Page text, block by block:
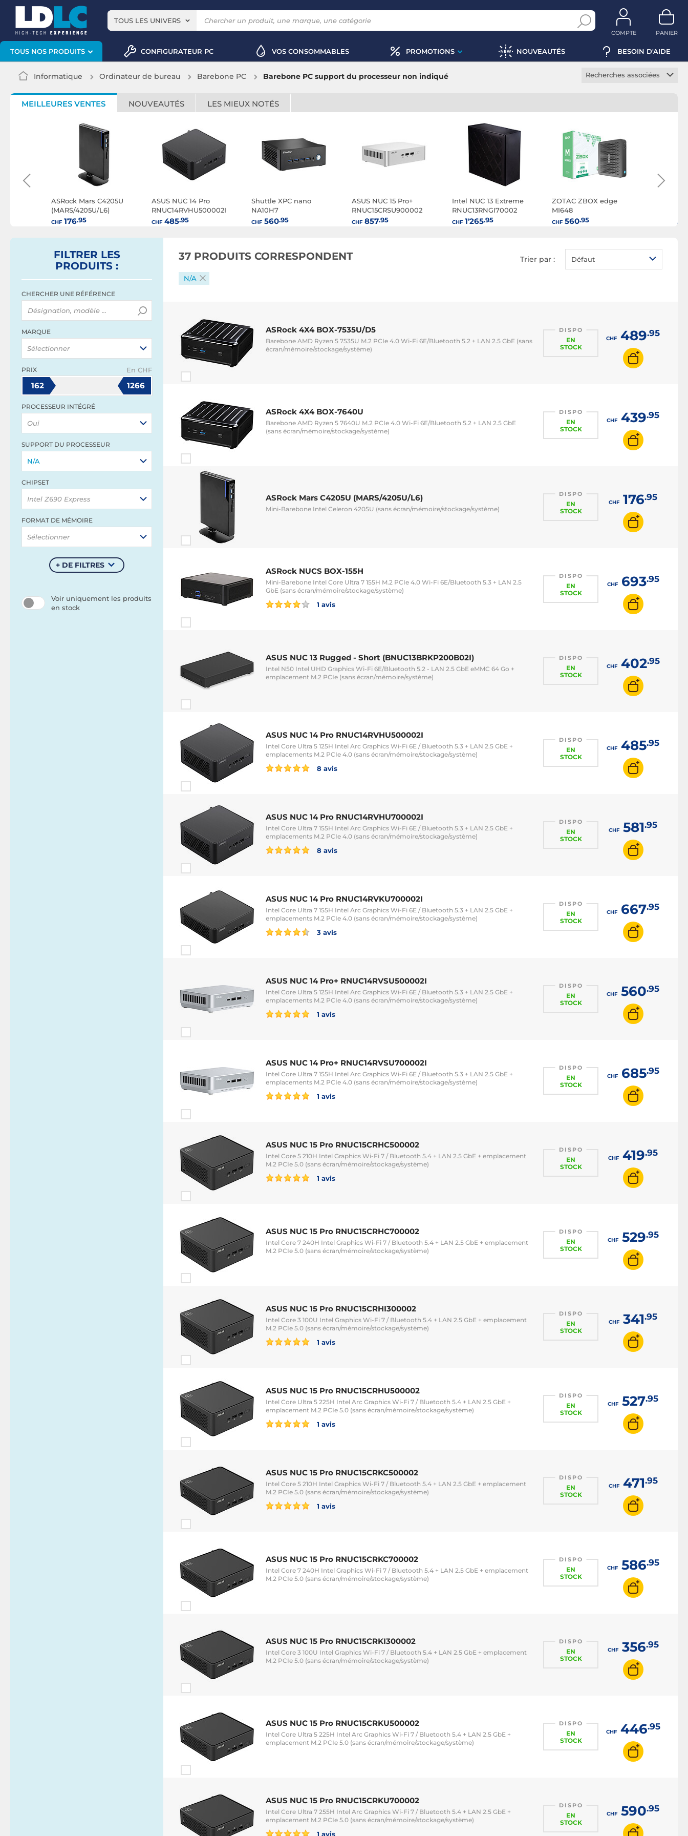
TOUS LES UNIVERS
COMPTE PANIER
TOUS NOS PRODUITS CONFIGURATEUR PC VOS CONSOMMABLES PROMOTIONS NOUVEAUTÉS BESOIN D'AIDE
Informatique Ordinateur de bureau Barebone PC Barebone PC support du processeur non indiqué
Recherches associées
Barebone avec carte
graphique
MEILLEURES VENTES NOUVEAUTÉS LES MIEUX NOTÉS
ASRock Mars C4205U
(MARS/4205U/L6)
CHF176.95
ASUS NUC 14 Pro
RNUC14RVHU500002I
CHF485.95
Shuttle XPC nano
NA10H7
CHF560.95
ASUS NUC 15 Pro+
RNUC15CRSU900002
CHF857.95
Intel NUC 13 Extreme
RNUC13RNGI70002
CHF1'265.95
ZOTAC ZBOX edge
MI648
CHF560.95 439
FILTRER LES
PRODUITS :
CHERCHER UNE RÉFÉRENCE
MARQUE
Sélectionner
PRIX En CHF
162 1266
PROCESSEUR INTÉGRÉ
Oui
SUPPORT DU PROCESSEUR
N/A
CHIPSET
Intel Z690 Express
FORMAT DE MÉMOIRE
Sélectionner
+ DE FILTRES
Voir uniquement les produits
en stock
37 PRODUITS CORRESPONDENT Trier par : Défaut
N/A
ASRock 4X4 BOX-7535U/D5
Barebone AMD Ryzen 5 7535U M.2 PCIe 4.0 Wi-Fi 6E/Bluetooth 5.2 + LAN 2.5 GbE (sans
écran/mémoire/stockage/système)
DISPO
EN
STOCK
CHF489.95
ASRock 4X4 BOX-7640U
Barebone AMD Ryzen 5 7640U M.2 PCIe 4.0 Wi-Fi 6E/Bluetooth 5.2 + LAN 2.5 GbE
(sans écran/mémoire/stockage/système)
DISPO
EN
STOCK
CHF439.95
ASRock Mars C4205U (MARS/4205U/L6)
Mini-Barebone Intel Celeron 4205U (sans écran/mémoire/stockage/système)
DISPO
EN
STOCK
CHF176.95
ASRock NUCS BOX-155H
Mini-Barebone Intel Core Ultra 7 155H M.2 PCIe 4.0 Wi-Fi 6E/Bluetooth 5.3 + LAN 2.5
GbE (sans écran/mémoire/stockage/système)
1 avis
DISPO
EN
STOCK
CHF693.95
ASUS NUC 13 Rugged - Short (BNUC13BRKP200B02I)
Intel N50 Intel UHD Graphics Wi-Fi 6E/Bluetooth 5.2 - LAN 2.5 GbE eMMC 64 Go +
emplacement M.2 PCIe (sans écran/mémoire/système)
DISPO
EN
STOCK
CHF402.95
ASUS NUC 14 Pro RNUC14RVHU500002I
Intel Core Ultra 5 125H Intel Arc Graphics Wi-Fi 6E / Bluetooth 5.3 + LAN 2.5 GbE +
emplacements M.2 PCIe 4.0 (sans écran/mémoire/stockage/système)
8 avis
DISPO
EN
STOCK
CHF485.95
ASUS NUC 14 Pro RNUC14RVHU700002I
Intel Core Ultra 7 155H Intel Arc Graphics Wi-Fi 6E / Bluetooth 5.3 + LAN 2.5 GbE +
emplacements M.2 PCIe 4.0 (sans écran/mémoire/stockage/système)
8 avis
DISPO
EN
STOCK
CHF581.95
ASUS NUC 14 Pro RNUC14RVKU700002I
Intel Core Ultra 7 155H Intel Arc Graphics Wi-Fi 6E / Bluetooth 5.3 + LAN 2.5 GbE +
emplacements M.2 PCIe 4.0 (sans écran/mémoire/stockage/système)
3 avis
DISPO
EN
STOCK
CHF667.95
ASUS NUC 14 Pro+ RNUC14RVSU500002I
Intel Core Ultra 5 125H Intel Arc Graphics Wi-Fi 6E / Bluetooth 5.3 + LAN 2.5 GbE +
emplacements M.2 PCIe 4.0 (sans écran/mémoire/stockage/système)
1 avis
DISPO
EN
STOCK
CHF560.95
ASUS NUC 14 Pro+ RNUC14RVSU700002I
Intel Core Ultra 7 155H Intel Arc Graphics Wi-Fi 6E / Bluetooth 5.3 + LAN 2.5 GbE +
emplacements M.2 PCIe 4.0 (sans écran/mémoire/stockage/système)
1 avis
DISPO
EN
STOCK
CHF685.95
ASUS NUC 15 Pro RNUC15CRHC500002
Intel Core 5 210H Intel Graphics Wi-Fi 7 / Bluetooth 5.4 + LAN 2.5 GbE + emplacement
M.2 PCIe 5.0 (sans écran/mémoire/stockage/système)
1 avis
DISPO
EN
STOCK
CHF419.95
ASUS NUC 15 Pro RNUC15CRHC700002
Intel Core 7 240H Intel Graphics Wi-Fi 7 / Bluetooth 5.4 + LAN 2.5 GbE + emplacement
M.2 PCIe 5.0 (sans écran/mémoire/stockage/système)
DISPO
EN
STOCK
CHF529.95
ASUS NUC 15 Pro RNUC15CRHI300002
Intel Core 3 100U Intel Graphics Wi-Fi 7 / Bluetooth 5.4 + LAN 2.5 GbE + emplacement
M.2 PCIe 5.0 (sans écran/mémoire/stockage/système)
1 avis
DISPO
EN
STOCK
CHF341.95
ASUS NUC 15 Pro RNUC15CRHU500002
Intel Core Ultra 5 225H Intel Arc Graphics Wi-Fi 7 / Bluetooth 5.4 + LAN 2.5 GbE +
emplacement M.2 PCIe 5.0 (sans écran/mémoire/stockage/système)
1 avis
DISPO
EN
STOCK
CHF527.95
ASUS NUC 15 Pro RNUC15CRKC500002
Intel Core 5 210H Intel Graphics Wi-Fi 7 / Bluetooth 5.4 + LAN 2.5 GbE + emplacement
M.2 PCIe 5.0 (sans écran/mémoire/stockage/système)
1 avis
DISPO
EN
STOCK
CHF471.95
ASUS NUC 15 Pro RNUC15CRKC700002
Intel Core 7 240H Intel Graphics Wi-Fi 7 / Bluetooth 5.4 + LAN 2.5 GbE + emplacement
M.2 PCIe 5.0 (sans écran/mémoire/stockage/système)
DISPO
EN
STOCK
CHF586.95
ASUS NUC 15 Pro RNUC15CRKI300002
Intel Core 3 100U Intel Graphics Wi-Fi 7 / Bluetooth 5.4 + LAN 2.5 GbE + emplacement
M.2 PCIe 5.0 (sans écran/mémoire/stockage/système)
DISPO
EN
STOCK
CHF356.95
ASUS NUC 15 Pro RNUC15CRKU500002
Intel Core Ultra 5 225H Intel Arc Graphics Wi-Fi 7 / Bluetooth 5.4 + LAN 2.5 GbE +
emplacement M.2 PCIe 5.0 (sans écran/mémoire/stockage/système)
DISPO
EN
STOCK
CHF446.95
ASUS NUC 15 Pro RNUC15CRKU700002
Intel Core Ultra 7 255H Intel Arc Graphics Wi-Fi 7 / Bluetooth 5.4 + LAN 2.5 GbE +
emplacement M.2 PCIe 5.0 (sans écran/mémoire/stockage/système)
1 avis
DISPO
EN
STOCK
CHF590.95